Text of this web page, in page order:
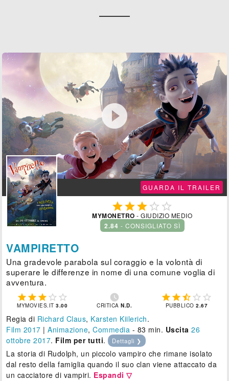

GUARDA IL TRAILER
  
MYMONETRO - GIUDIZIO MEDIO
2.84 - CONSIGLIATO SÌ
VAMPIRETTO
Una gradevole parabola sul coraggio e la volontà di
superare le differenze in nome di una comune voglia di
avventura.
    
MYMOVIES.IT3.00

CRITICAN.D.
    
PUBBLICO2.67
Regia di Richard Claus, Karsten Kiilerich.
Film 2017 |Animazione,Commedia - 83 min. Uscita 26
ottobre 2017. Film per tutti. Dettagli ❯
La storia di Rudolph, un piccolo vampiro che rimane isolato
dal resto della famiglia quando il suo clan viene attaccato da
un cacciatore di vampiri. Espandi ▽